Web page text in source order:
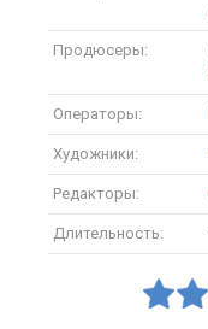
Продюсеры:
Операторы:
Художники:
Редакторы:
Длительность: